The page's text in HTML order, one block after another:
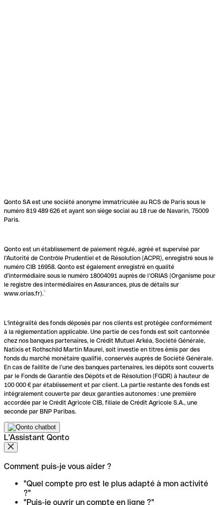
Qonto SA est une société anonyme immatriculée au RCS de Paris sous le
numéro 819 489 626 et ayant son siège social au 18 rue de Navarin, 75009
Paris.
Qonto est un établissement de paiement régulé, agréé et supervisé par
l'Autorité de Contrôle Prudentiel et de Résolution (ACPR), enregistré sous le
numéro CIB 16958. Qonto est également enregistré en qualité
d’intermédiaire sous le numéro 18004091 auprès de l’ORIAS (Organisme pour
le registre des intermédiaires en Assurances, plus de détails sur
www.orias.fr).`
L'intégralité des fonds déposés par nos clients est protégée conformément
à la réglementation applicable. Une partie de ces fonds est soit cantonnée
chez nos banques partenaires, le Crédit Mutuel Arkéa, Société Générale,
Natixis et Rothschild Martin Maurel, soit investie en titres émis par des
fonds du marché monétaire qualifié, conservés auprès de Société Générale.
En cas de faillite de l’une des banques partenaires, les dépôts sont couverts
par le Fonds de Garantie des Dépôts et de Résolution (FGDR) à hauteur de
100 000 € par établissement et par client. La partie restante des fonds est
intégralement couverte par deux garanties autonomes : une première
accordée par le Crédit Agricole CIB, filiale de Crédit Agricole S.A., une
seconde par BNP Paribas.
L'Assistant Qonto
Comment puis-je vous aider ?
"Quel compte pro est le plus adapté à mon activité
?"
"Puis-je ouvrir un compte en ligne ?"